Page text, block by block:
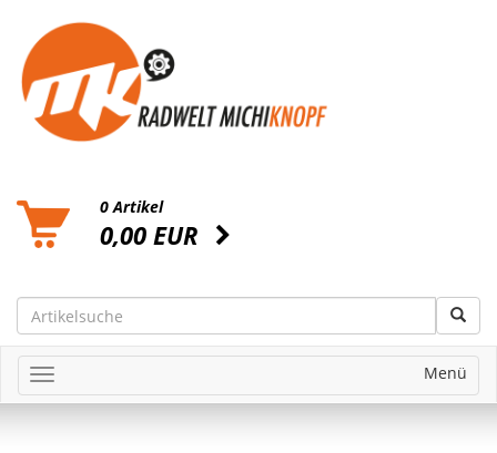
0 Artikel
0,00 EUR
Menü